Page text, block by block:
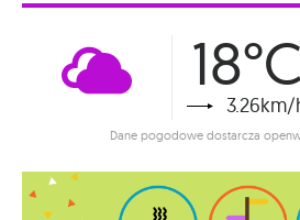
18°C
3.26km/
Dane pogodowe dostarcza